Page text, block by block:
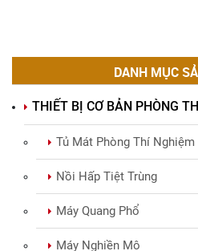
DANH MỤC
THIẾT BỊ CƠ BẢN PHÒNG
Tủ Mát Phòng Thí Nghiệm
Nồi Hấp Tiệt Trùng
Máy Quang Phổ
Máy Nghiền Mô